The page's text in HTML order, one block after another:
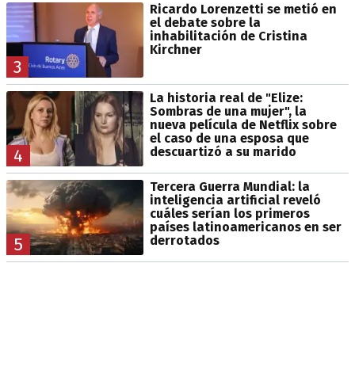
3
Ricardo Lorenzetti se metió en
el debate sobre la
inhabilitación de Cristina
Kirchner
4
La historia real de "Elize:
Sombras de una mujer", la
nueva película de Netflix sobre
el caso de una esposa que
descuartizó a su marido
5
Tercera Guerra Mundial: la
inteligencia artificial reveló
cuáles serían los primeros
países latinoamericanos en ser
derrotados